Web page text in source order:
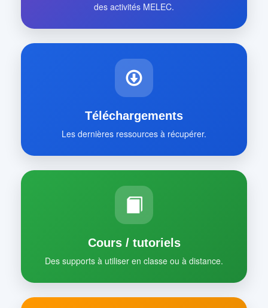
des activités MELEC.
Téléchargements
Les dernières ressources à récupérer.
Cours / tutoriels
Des supports à utiliser en classe ou à distance.